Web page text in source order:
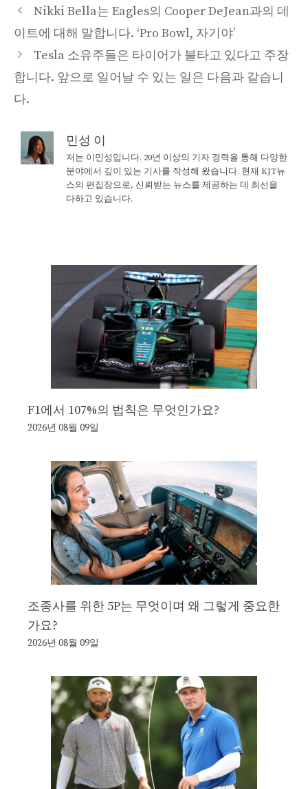
Nikki Bella는 Eagles의 Cooper DeJean과의 데
이트에 대해 말합니다. ‘Pro Bowl, 자기야’
Tesla 소유주들은 타이어가 불타고 있다고 주장
합니다. 앞으로 일어날 수 있는 일은 다음과 같습니
다.
민성 이
저는 이민성입니다. 20년 이상의 기자 경력을 통해 다양한
분야에서 깊이 있는 기사를 작성해 왔습니다. 현재 KJT뉴
스의 편집장으로, 신뢰받는 뉴스를 제공하는 데 최선을
다하고 있습니다.
F1에서 107%의 법칙은 무엇인가요?
2026년 08월 09일
조종사를 위한 5P는 무엇이며 왜 그렇게 중요한
가요?
2026년 08월 09일